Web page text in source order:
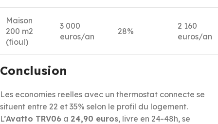
Maison
200 m2
(fioul)
3 000
euros/an
28%
2 160
euros/an
Conclusion
Les economies reelles avec un thermostat connecte se
situent entre 22 et 35% selon le profil du logement.
L’Avatto TRV06 a 24,90 euros, livre en 24-48h, se